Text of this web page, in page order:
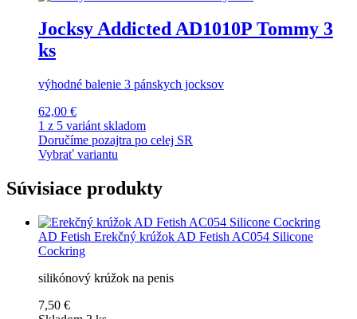
Jocksy Addicted AD1010P Tommy 3
ks
výhodné balenie 3 pánskych jocksov
62,00 €
1 z 5 variánt skladom
Doručíme pozajtra po celej SR
Vybrať variantu
Súvisiace produkty
AD Fetish Erekčný krúžok AD Fetish AC054 Silicone
Cockring
silikónový krúžok na penis
7,50 €